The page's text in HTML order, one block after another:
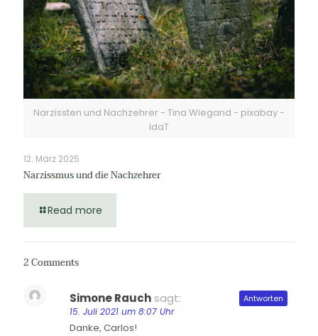
Narzissten und Nachzehrer - Tina Wiegand - pixabay -
IdaT
12. März 2025
Narzissmus und die Nachzehrer
Read more
2 Comments
Simone Rauch sagt:
15. Juli 2021 um 8:07 Uhr
Danke, Carlos!
Antworten